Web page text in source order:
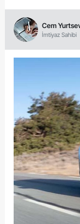
Cem
İmtiyaz Sahibi